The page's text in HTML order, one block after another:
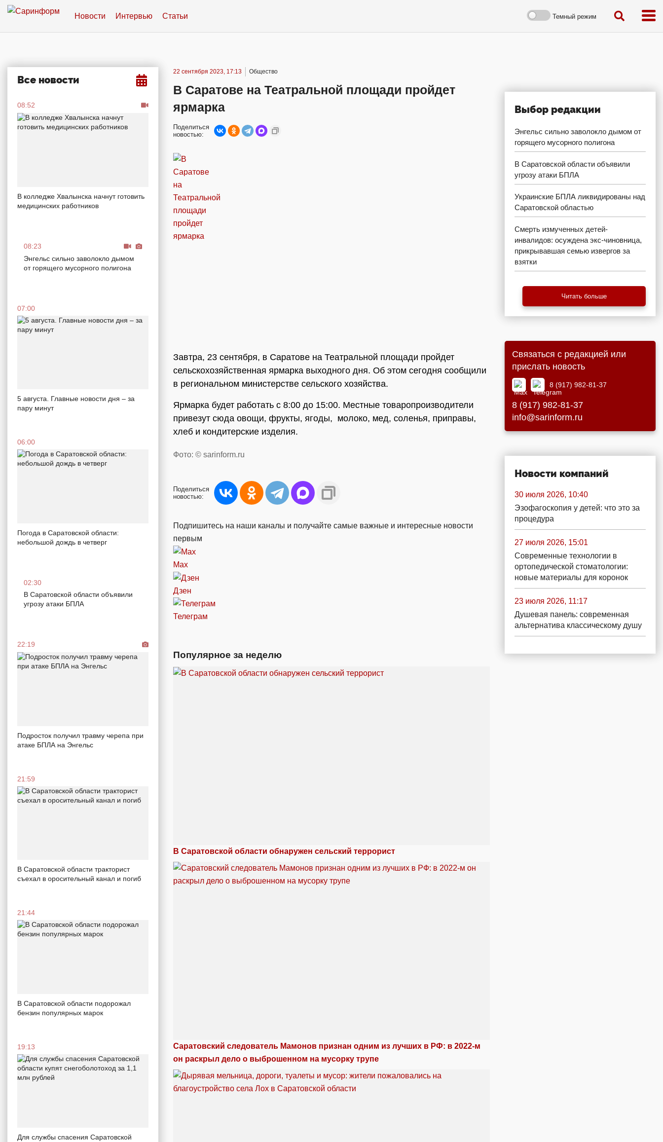
Новости Интервью Статьи Темный режим
Все новости
08:52
В колледже Хвалынска начнут готовить
медицинских работников
08:23
Энгельс сильно заволокло дымом
от горящего мусорного полигона
07:00
5 августа. Главные новости дня – за
пару минут
06:00
Погода в Саратовской области:
небольшой дождь в четверг
02:30
В Саратовской области объявили
угрозу атаки БПЛА
22:19
Подросток получил травму черепа при
атаке БПЛА на Энгельс
21:59
В Саратовской области тракторист
съехал в оросительный канал и погиб
21:44
В Саратовской области подорожал
бензин популярных марок
19:13
Для службы спасения Саратовской
22 сентября 2023, 17:13 Общество
В Саратове на Театральной площади пройдет
ярмарка
Поделиться
новостью:
Завтра, 23 сентября, в Саратове на Театральной площади пройдет
сельскохозяйственная ярмарка выходного дня. Об этом сегодня сообщили
в региональном министерстве сельского хозяйства.
Ярмарка будет работать с 8:00 до 15:00. Местные товаропроизводители
привезут сюда овощи, фрукты, ягоды, молоко, мед, соленья, приправы,
хлеб и кондитерские изделия.
Фото: © sarinform.ru
Поделиться
новостью:
Подпишитесь на наши каналы и получайте самые важные и интересные новости
первым
Max
Дзен
Телеграм
Популярное за неделю
В Саратовской области обнаружен сельский террорист
Саратовский следователь Мамонов признан одним из лучших в РФ: в 2022-м
он раскрыл дело о выброшенном на мусорку трупе
Выбор редакции
Энгельс сильно заволокло дымом от
горящего мусорного полигона
В Саратовской области объявили
угрозу атаки БПЛА
Украинские БПЛА ликвидированы над
Саратовской областью
Смерть измученных детей-
инвалидов: осуждена экс-чиновница,
прикрывавшая семью извергов за
взятки
Читать больше
Связаться с редакцией или
прислать новость
8 (917) 982-81-37
8 (917) 982-81-37
info@sarinform.ru
Новости компаний
30 июля 2026, 10:40
Эзофагоскопия у детей: что это за
процедура
27 июля 2026, 15:01
Современные технологии в
ортопедической стоматологии:
новые материалы для коронок
23 июля 2026, 11:17
Душевая панель: современная
альтернатива классическому душу